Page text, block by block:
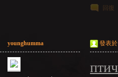
回復
younghumma 發表於
птич